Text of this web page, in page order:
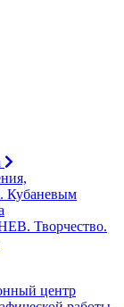
Кубаневым
Творчество.
центр